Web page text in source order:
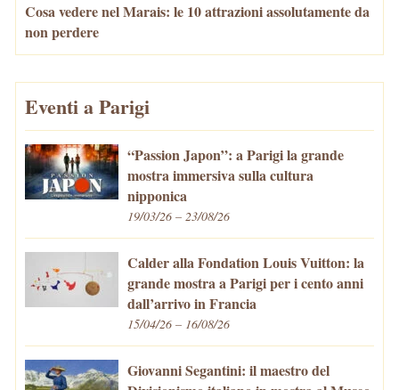
Cosa vedere nel Marais: le 10 attrazioni assolutamente da
non perdere
Eventi a Parigi
“Passion Japon”: a Parigi la grande
mostra immersiva sulla cultura
nipponica
19/03/26 – 23/08/26
Calder alla Fondation Louis Vuitton: la
grande mostra a Parigi per i cento anni
dall’arrivo in Francia
15/04/26 – 16/08/26
Giovanni Segantini: il maestro del